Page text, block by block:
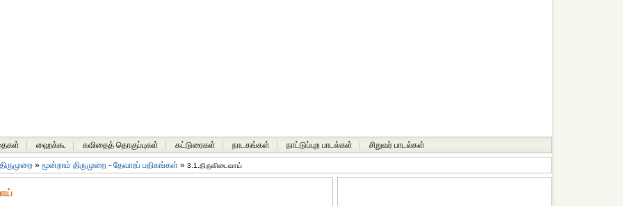
ஹைக்கூ கவிதைத் தொகுப்புகள் கட்டுரைகள் நாடகங்கள் நாட்டுப்புற பாடல்கள் சிறுவர் பாடல்கள்
» மூன்றாம் திருமுறை - தேவாரப் பதிகங்கள் » 3.1.திருவிடைவாய்